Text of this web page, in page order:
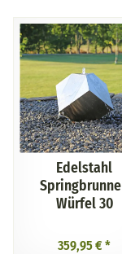
Edelstahl
Würfel 30
359,95 € *